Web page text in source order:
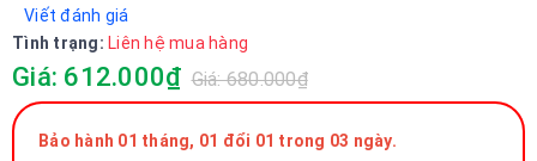
Viết đánh giá
Tình trạng: Liên hệ mua hàng
Giá: 612.000₫ Giá: 680.000₫
Bảo hành 01 tháng, 01 đổi 01 trong 03 ngày.